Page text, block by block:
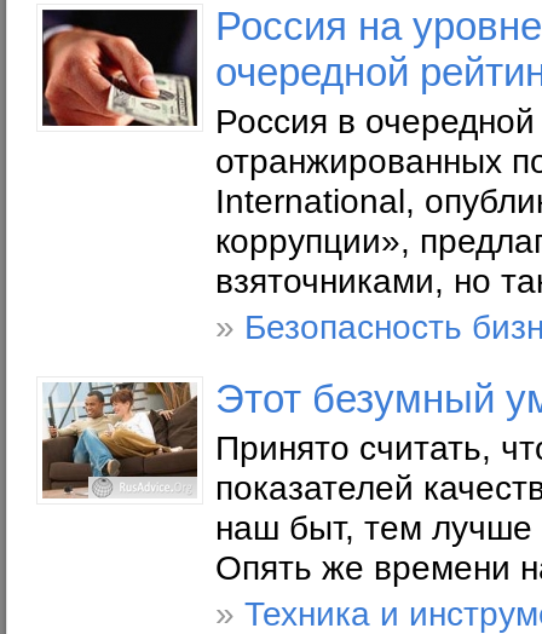
Россия на
очередной
Россия в
отранжированных
International,
коррупции»,
взяточниками, но
» Безопасность
Этот безумный
Принято считать,
показателей
наш быт, тем лучше
Опять же времени
» Техника и